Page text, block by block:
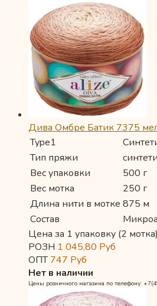
Дива Омбре Батик 7375
Type1
Тип пряжи
Вес упаковки
500 г
Вес мотка
250 г
Длина нити в мотке 875 м
Состав
Цена за 1 упаковку (2 мотка)
РОЗН 1 045,80 Руб
ОПТ747 Руб
Нет в наличии
Цены розничного магазина по телефону: